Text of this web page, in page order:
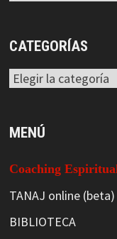
CATEGORÍAS
Categorías
MENÚ
Coaching
TANAJ online (beta)
BIBLIOTECA